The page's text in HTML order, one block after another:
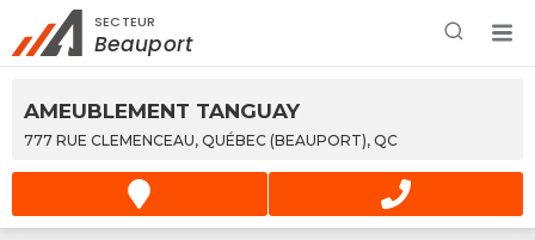
Rechercher à proximité - Entreprise / Rabais /
Services
SECTEUR
Beauport
AMEUBLEMENT TANGUAY
777 RUE CLEMENCEAU, QUÉBEC (BEAUPORT), QC